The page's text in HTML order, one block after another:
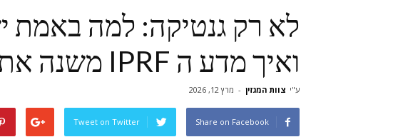
לא רק גנטיקה: למה באמת
ואיך מדע ה IPRF משנה את התמונה?
ע"י צוות המגזין - מרץ 12, 2026
Share on Facebook
Tweet on Twitter